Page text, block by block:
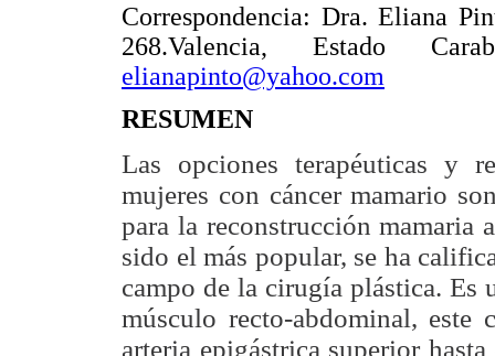
Correspondencia: Dra. Eliana
268.Valencia, Estado
elianapinto@yahoo.com
RESUMEN
Las opciones terapéuticas y
mujeres con cáncer mamario
para la reconstrucción mamaria
sido el más popular, se ha
campo de la cirugía plástica.
músculo recto-abdominal,
arteria epigástrica superior